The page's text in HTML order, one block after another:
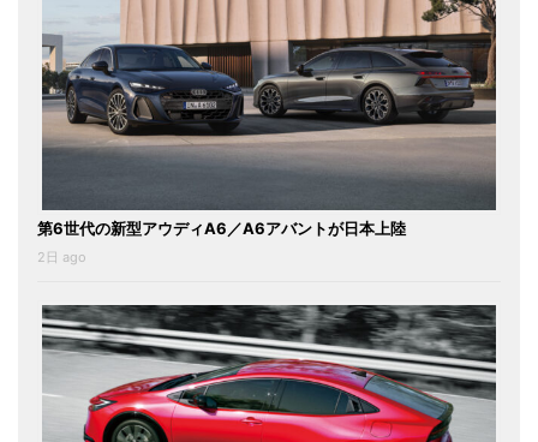
第6世代の新型アウディA6／A6アバントが日本上陸
2日 ago